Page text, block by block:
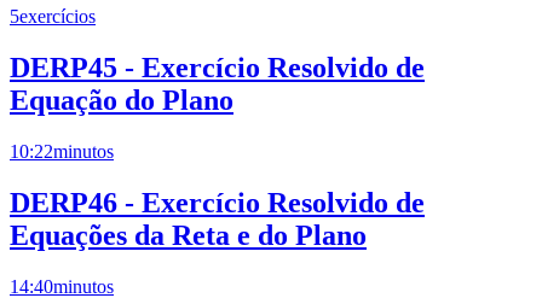
5exercícios
DERP45 - Exercício Resolvido de
Equação do Plano
10:22minutos
DERP46 - Exercício Resolvido de
Equações da Reta e do Plano
14:40minutos